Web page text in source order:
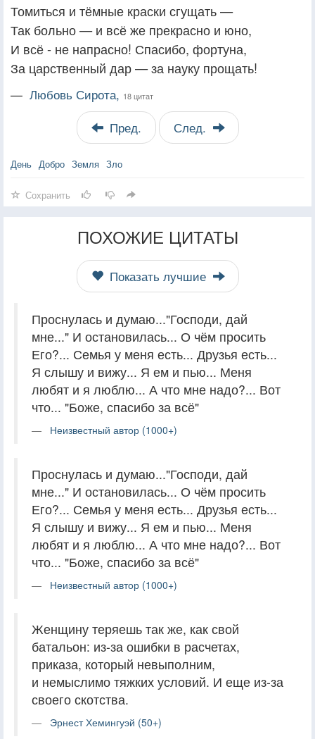
Томиться и тёмные краски сгущать —
Так больно — и всё же прекрасно и юно,
И всё - не напрасно! Спасибо, фортуна,
За царственный дар — за науку прощать!
— Любовь Сирота, 18 цитат
Пред. След.
День Добро Земля Зло
Сохранить
ПОХОЖИЕ ЦИТАТЫ
Показать лучшие
Проснулась и думаю..."Господи, дай
мне..." И остановилась... О чём просить
Его?... Семья у меня есть... Друзья есть...
Я слышу и вижу... Я ем и пью... Меня
любят и я люблю... А что мне надо?... Вот
что... "Боже, спасибо за всё"
Неизвестный автор (1000+)
Проснулась и думаю..."Господи, дай
мне..." И остановилась... О чём просить
Его?... Семья у меня есть... Друзья есть...
Я слышу и вижу... Я ем и пью... Меня
любят и я люблю... А что мне надо?... Вот
что... "Боже, спасибо за всё"
Неизвестный автор (1000+)
Женщину теряешь так же, как свой
батальон: из-за ошибки в расчетах,
приказа, который невыполним,
и немыслимо тяжких условий. И еще из-за
своего скотства.
Эрнест Хемингуэй (50+)